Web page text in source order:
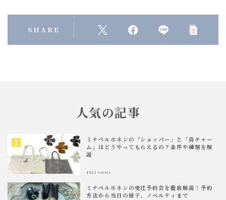
SHARE
人気の記事
ミナペルホネンの「ショッパー」と「鳥チャー
ム」はどうやってもらえるの？条件や種類を解
説
4921 views
ミナペルホネンの受注予約会を徹底解説！予約
方法から当日の様子、ノベルティまで